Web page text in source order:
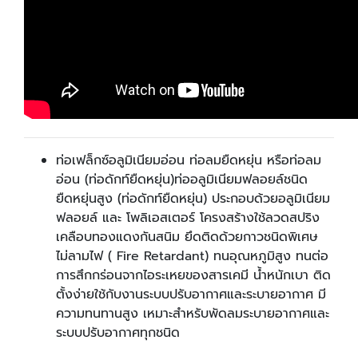
ท่อเฟล็กซ์อลูมิเนียมอ่อน ท่อลมยืดหยุ่น หรือท่อลม
อ่อน (ท่อดักท์ยืดหยุ่น)ท่ออลูมิเนียมฟลอยล์ชนิด
ยืดหยุ่นสูง (ท่อดักท์ยืดหยุ่น) ประกอบด้วยอลูมิเนียม
ฟลอยล์ และ โพลิเอสเตอร์ โครงสร้างใช้ลวดสปริง
เคลือบทองแดงกันสนิม ยึดติดด้วยกาวชนิดพิเศษ
ไม่ลามไฟ ( Fire Retardant) ทนอุณหภูมิสูง ทนต่อ
การสึกกร่อนจากไอระเหยของสารเคมี น้ำหนักเบา ติด
ตั้งง่ายใช้กับงานระบบปรับอากาศและระบายอากาศ มี
ความทนทานสูง เหมาะสำหรับพัดลมระบายอากาศและ
ระบบปรับอากาศทุกชนิด